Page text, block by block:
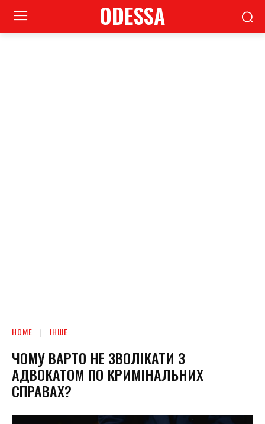
ODESSA
HOME ІНШЕ
ЧОМУ ВАРТО НЕ ЗВОЛІКАТИ З
АДВОКАТОМ ПО КРИМІНАЛЬНИХ
СПРАВАХ?